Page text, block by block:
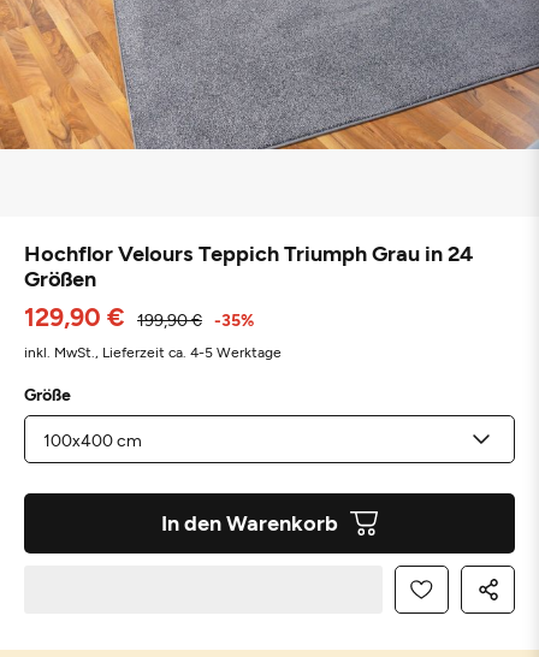
Hochflor Velours Teppich Triumph Grau in 24
Größen
129,90 € 199,90 € -35%
inkl. MwSt., Lieferzeit ca. 4-5 Werktage
Größe
In den Warenkorb